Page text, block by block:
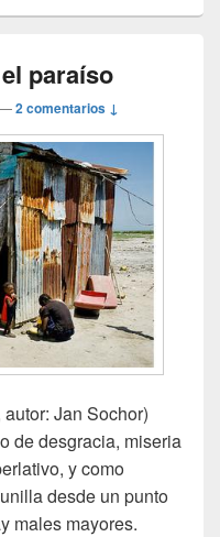
paraíso
—2 comentarios ↓
Jan Sochor)
de desgracia, miseria
y como
desde un punto
males mayores.